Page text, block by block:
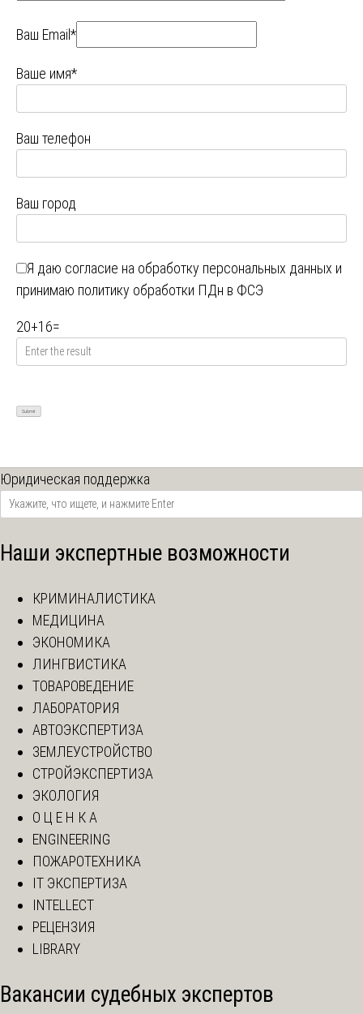
Ваш Email*
Ваше имя*
Ваш телефон
Ваш город
Я даю согласие на обработку персональных данных и
принимаю политику обработки ПДн в ФСЭ
20+16=
Юридическая поддержка
Наши экспертные возможности
КРИМИНАЛИСТИКА
МЕДИЦИНА
ЭКОНОМИКА
ЛИНГВИСТИКА
ТОВАРОВЕДЕНИЕ
ЛАБОРАТОРИЯ
АВТОЭКСПЕРТИЗА
ЗЕМЛЕУСТРОЙСТВО
СТРОЙЭКСПЕРТИЗА
ЭКОЛОГИЯ
О Ц Е Н К А
ENGINEERING
ПОЖАРОТЕХНИКА
IT ЭКСПЕРТИЗА
INTELLECT
РЕЦЕНЗИЯ
LIBRARY
Вакансии судебных экспертов